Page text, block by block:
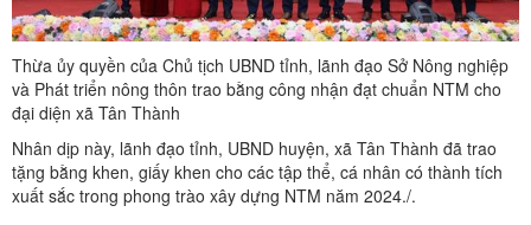
Thừa ủy quyền của Chủ tịch UBND tỉnh, lãnh đạo Sở Nông nghiệp
và Phát triển nông thôn trao bằng công nhận đạt chuẩn NTM cho
đại diện xã Tân Thành
Nhân dịp này, lãnh đạo tỉnh, UBND huyện, xã Tân Thành đã trao
tặng bằng khen, giấy khen cho các tập thể, cá nhân có thành tích
xuất sắc trong phong trào xây dựng NTM năm 2024./.